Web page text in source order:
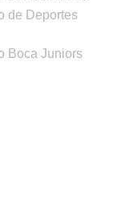
de Deportes
Boca Juniors